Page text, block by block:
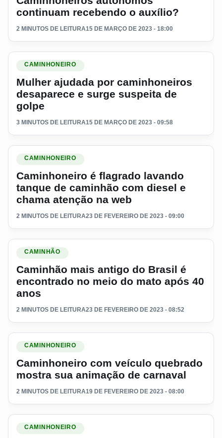
continuam recebendo o auxílio?
2 MINUTOS DE LEITURA15 DE MARÇO DE 2023 - 18:00
Ler materia: Mulher ajudada por caminhoneiros desaparece
CAMINHONEIRO
Mulher ajudada por caminhoneiros
desaparece e surge suspeita de
golpe
3 MINUTOS DE LEITURA15 DE MARÇO DE 2023 - 09:58
Ler materia: Caminhoneiro é flagrado lavando tanque de
CAMINHONEIRO
Caminhoneiro é flagrado lavando
tanque de caminhão com diesel e
chama atenção na web
2 MINUTOS DE LEITURA23 DE FEVEREIRO DE 2023 - 09:00
Ler materia: Caminhão mais antigo do Brasil é encontrado
CAMINHÃO
Caminhão mais antigo do Brasil é
encontrado no meio do mato após 40
anos
2 MINUTOS DE LEITURA23 DE FEVEREIRO DE 2023 - 08:52
Ler materia: Caminhoneiro com veículo quebrado mostra
CAMINHONEIRO
Caminhoneiro com veículo quebrado
mostra sua animação de carnaval
2 MINUTOS DE LEITURA19 DE FEVEREIRO DE 2023 - 08:00
Ler materia: Caminhoneiro é flagrado dirigindo de forma
CAMINHONEIRO